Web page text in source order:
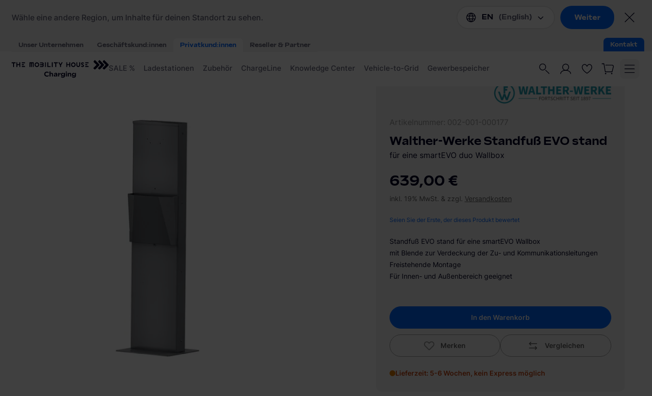
Startseite / Ladezubehör / Walther-Werke Standfuß EVO stand
639,00 €
inkl. 19% MwSt. & zzgl. Versandkosten
Seien Sie der Erste, der dieses Produkt bewertet
Standfuß EVO stand für eine smartEVO Wallbox
mit Blende zur Verdeckung der Zu- und Kommunikationsleitungen
Freistehende Montage
Für Innen- und Außenbereich geeignet
In den Warenkorb
Merken Vergleichen
Lieferzeit: 5-6 Wochen, kein Express möglich
Walther-Werke Standfuß EVO stand
für eine smartEVO duo Wallbox